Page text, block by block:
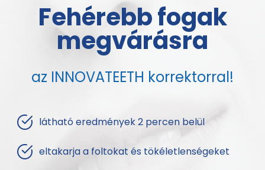
Fehérebb fogak
megvárásra
az INNOVATEETH korrektorral!
látható eredmények 2 percen belül
eltakarja a foltokat és tökéletlenségeket